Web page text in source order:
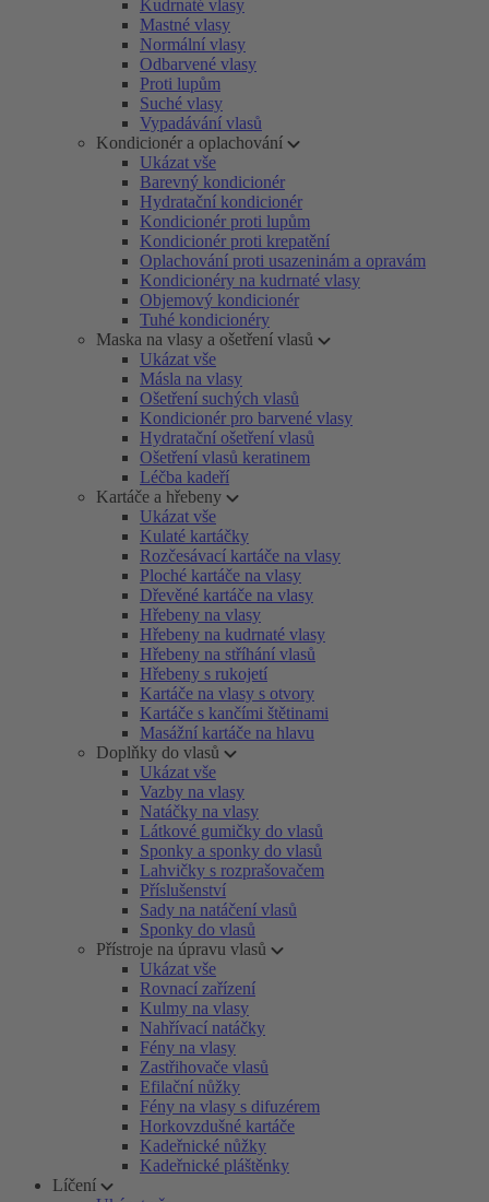
Kudrnaté vlasy
Mastné vlasy
Normální vlasy
Odbarvené vlasy
Proti lupům
Suché vlasy
Vypadávání vlasů
Kondicionér a oplachování
Ukázat vše
Barevný kondicionér
Hydratační kondicionér
Kondicionér proti lupům
Kondicionér proti krepatění
Oplachování proti usazeninám a opravám
Kondicionéry na kudrnaté vlasy
Objemový kondicionér
Tuhé kondicionéry
Maska na vlasy a ošetření vlasů
Ukázat vše
Másla na vlasy
Ošetření suchých vlasů
Kondicionér pro barvené vlasy
Hydratační ošetření vlasů
Ošetření vlasů keratinem
Léčba kadeří
Kartáče a hřebeny
Ukázat vše
Kulaté kartáčky
Rozčesávací kartáče na vlasy
Ploché kartáče na vlasy
Dřevěné kartáče na vlasy
Hřebeny na vlasy
Hřebeny na kudrnaté vlasy
Hřebeny na stříhání vlasů
Hřebeny s rukojetí
Kartáče na vlasy s otvory
Kartáče s kančími štětinami
Masážní kartáče na hlavu
Doplňky do vlasů
Ukázat vše
Vazby na vlasy
Natáčky na vlasy
Látkové gumičky do vlasů
Sponky a sponky do vlasů
Lahvičky s rozprašovačem
Příslušenství
Sady na natáčení vlasů
Sponky do vlasů
Přístroje na úpravu vlasů
Ukázat vše
Rovnací zařízení
Kulmy na vlasy
Nahřívací natáčky
Fény na vlasy
Zastřihovače vlasů
Efilační nůžky
Fény na vlasy s difuzérem
Horkovzdušné kartáče
Kadeřnické nůžky
Kadeřnické pláštěnky
Líčení